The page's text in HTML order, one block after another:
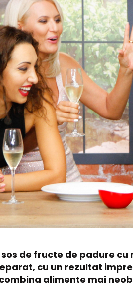
sos de fructe de padure
cu un rezultat
alimente mai